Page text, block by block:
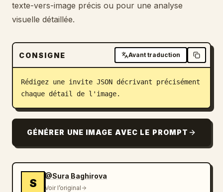
Tarifs
Blog
Mises à jour
texte-vers-image précis ou pour une analyse
visuelle détaillée.
CONSIGNE Avant traduction
Rédigez une invite JSON décrivant précisément
chaque détail de l'image.
GÉNÉRER UNE IMAGE AVEC LE PROMPT
S
@Sura Baghirova
Voir l’original